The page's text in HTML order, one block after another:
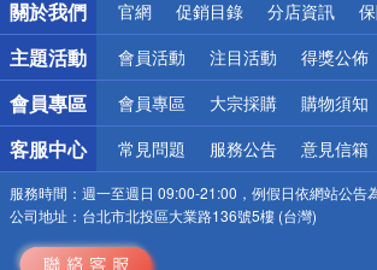
偏遠地區配送
詐騙網頁！請小心！
關於我們
官網 促銷目錄 分店資訊
主題活動 會員活動 注目活動 得獎公佈
會員專區 會員專區 大宗採購 購物須知
客服中心 常見問題 服務公告 意見信箱
服務時間： 週一至週日 09:00-21:00，例假日依網站公告
公司地址： 台北市北投區大業路136號5樓 (台灣)